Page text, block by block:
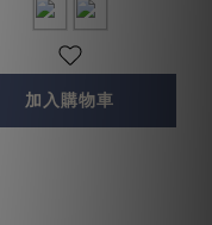
加入購物車